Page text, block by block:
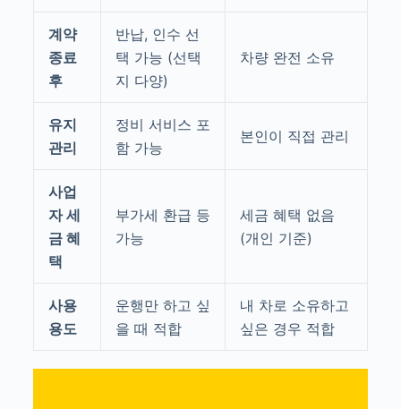
계약
종료
후
반납, 인수 선
택 가능 (선택
지 다양)
차량 완전 소유
유지
관리
정비 서비스 포
함 가능
본인이 직접 관리
사업
자 세
금 혜
택
부가세 환급 등
가능
세금 혜택 없음
(개인 기준)
사용
용도
운행만 하고 싶
을 때 적합
내 차로 소유하고
싶은 경우 적합